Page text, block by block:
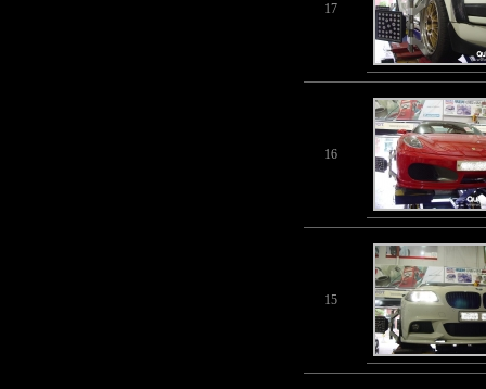
17
16
15